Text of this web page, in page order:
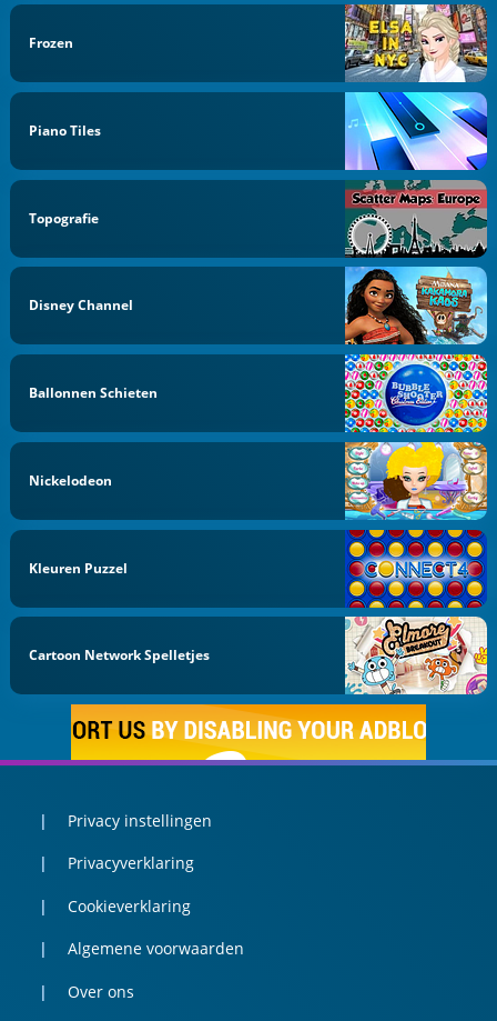
Frozen
Piano Tiles
Topografie
Disney Channel
Ballonnen Schieten
Nickelodeon
Kleuren Puzzel
Cartoon Network Spelletjes
Privacy instellingen
Privacyverklaring
Cookieverklaring
Algemene voorwaarden
Over ons